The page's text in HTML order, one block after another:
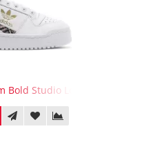
Bold Studio London